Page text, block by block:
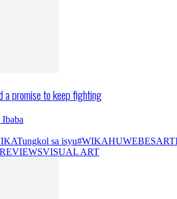
a promise to keep fighting
Tungkol sa isyu#WIKAHUWEBES
REVIEWSVISUAL ART